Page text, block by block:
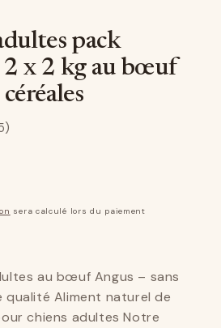
pack
2 x 2 kg au bœuf
15
sera calculé lors du paiement
au bœuf Angus – sans
qualité Aliment naturel de
chiens adultes Notre